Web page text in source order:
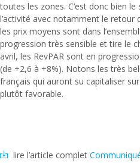
toutes les zones. C’est donc bien
l’activité avec notamment le retour
les prix moyens sont dans
progression très sensible et tire le
avril, les RevPAR sont en
(de +2,6 à +8%). Notons les très
français qui auront su capitaliser
plutôt favorable.
lire l’article complet